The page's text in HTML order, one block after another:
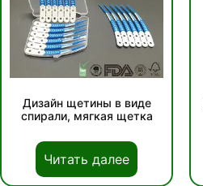
Дизайн щетины в виде
спирали, мягкая щетка
Читать далее